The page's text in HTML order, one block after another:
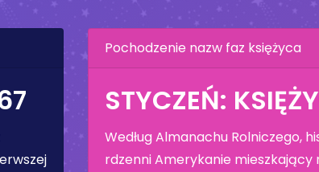
Pochodzenie nazw faz księżyca
STYCZEŃ:
Według Almanachu Rolniczego,
rdzenni Amerykanie